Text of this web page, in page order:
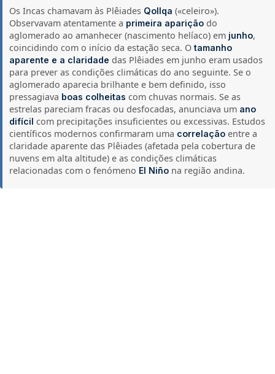
Os Incas chamavam às Plêiades Qollqa («celeiro»).
Observavam atentamente a primeira aparição do
aglomerado ao amanhecer (nascimento helíaco) em junho,
coincidindo com o início da estação seca. Otamanho
aparente e a claridade das Plêiades em junho eram usados
para prever as condições climáticas do ano seguinte. Se o
aglomerado aparecia brilhante e bem definido, isso
pressagiava boas colheitas com chuvas normais. Se as
estrelas pareciam fracas ou desfocadas, anunciava um ano
difícil com precipitações insuficientes ou excessivas. Estudos
científicos modernos confirmaram uma correlação entre a
claridade aparente das Plêiades (afetada pela cobertura de
nuvens em alta altitude) e as condições climáticas
relacionadas com o fenómeno El Niño na região andina.